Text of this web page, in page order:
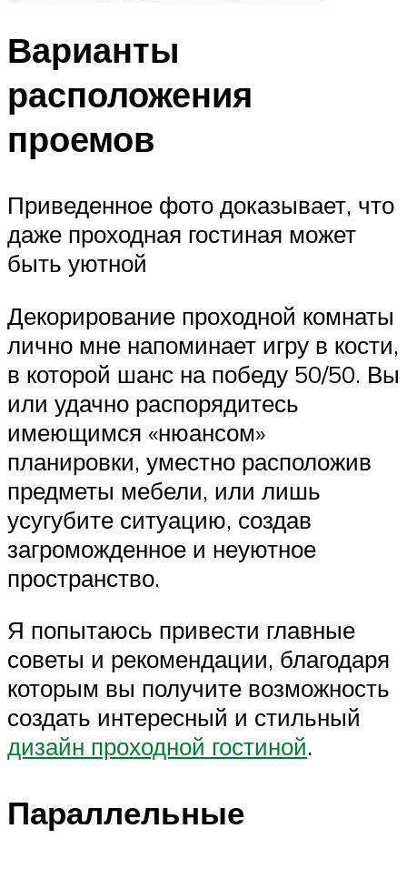
Варианты
расположения
проемов
Приведенное фото доказывает, что
даже проходная гостиная может
быть уютной
Декорирование проходной комнаты
лично мне напоминает игру в кости,
в которой шанс на победу 50/50. Вы
или удачно распорядитесь
имеющимся «нюансом»
планировки, уместно расположив
предметы мебели, или лишь
усугубите ситуацию, создав
загроможденное и неуютное
пространство.
Я попытаюсь привести главные
советы и рекомендации, благодаря
которым вы получите возможность
создать интересный и стильный
дизайн проходной гостиной.
Параллельные